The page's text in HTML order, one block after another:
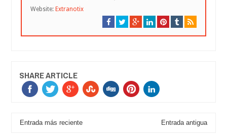
Website: Extranotix
SHARE ARTICLE
Entrada más reciente Entrada antigua